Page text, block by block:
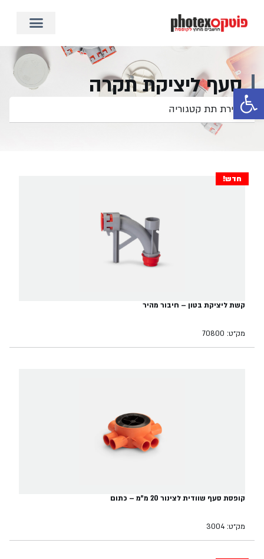
פתח סרגל נגישות
סעף ליציקת תקרה
חדש!
קשת ליציקת בטון – חיבור מהיר
מק״ט: 70800
קופסת סעף שוודית לצינור 20 מ"מ – כתום
מק״ט: 3004